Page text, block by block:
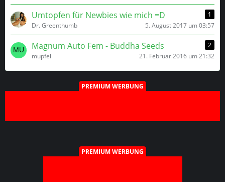
Umtopfen für Newbies wie mich =D
1
Dr. Greenthumb
5. August 2017 um 03:57
Magnum Auto Fem - Buddha Seeds
2
mupfel
21. Februar 2016 um 21:32
PREMIUM WERBUNG
PREMIUM WERBUNG